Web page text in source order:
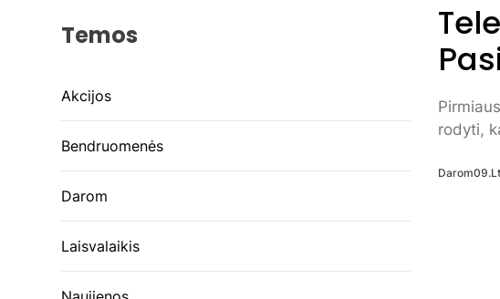
rodyti,
Temos
Akcijos
Bendruomenės
Darom
Laisvalaikis